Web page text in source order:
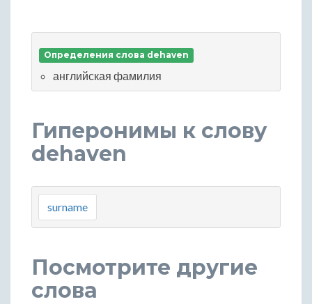
Определения слова dehaven
английская фамилия
Гиперонимы к слову
dehaven
surname
Посмотрите другие
слова